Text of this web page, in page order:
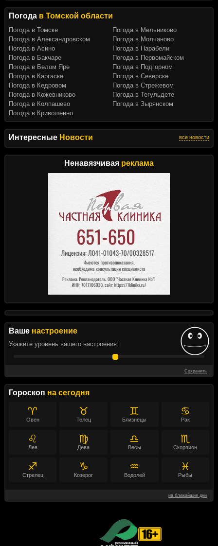
Интересные Новости все новости
Ненавязчивая реклама
Ваше настроение
Укажите уровень вашего настроения:
Сохранить
Гороскоп на сегодня
♈
Овен
♉
Телец
♊
Близнецы
♋
Рак
♌
Лев
♍
Дева
♎
Весы
♏
Скорпион
♐
Стрелец
♑
Козерог
♒
Водолей
♓
Рыбы
на ближайшие дни
Погода в Томской области
Погода в Томске
Погода в Александровском
Погода в Асино
Погода в Бакчаре
Погода в Белом Яре
Погода в Каргаске
Погода в Кедровом
Погода в Кожевниково
Погода в Колпашево
Погода в Кривошеино
Погода в Мельниково
Погода в Молчаново
Погода в Парабели
Погода в Первомайском
Погода в Подгорном
Погода в Северске
Погода в Стрежевом
Погода в Тегульдете
Погода в Зырянском